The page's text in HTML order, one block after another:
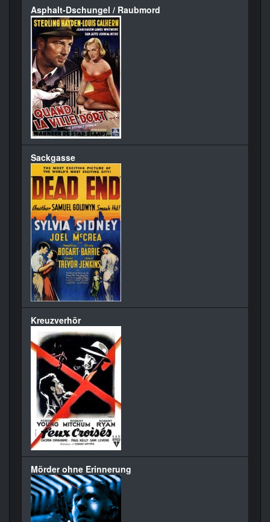
Asphalt-Dschungel / Raubmord
Sackgasse
Kreuzverhör
Mörder ohne Erinnerung